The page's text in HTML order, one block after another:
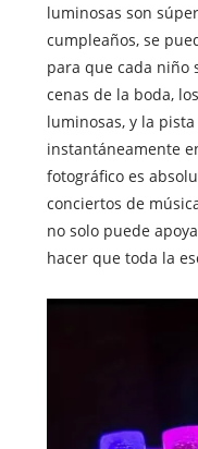
luminosas son
cumpleaños, se
para que cada niño
cenas de la boda,
luminosas, y la
instantáneamente
fotográfico es
conciertos de
no solo puede
hacer que toda la